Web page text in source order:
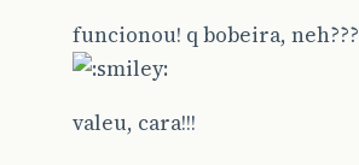
funcionou! q bobeira, neh???
valeu, cara!!!